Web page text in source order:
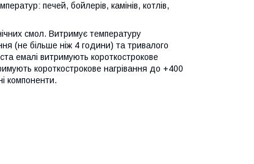
печей, бойлерів, камінів, котлів,
смол. Витримує температуру
(не більше ніж 4 години) та тривалого
емалі витримують короткострокове
короткострокове нагрівання до +400
компоненти.